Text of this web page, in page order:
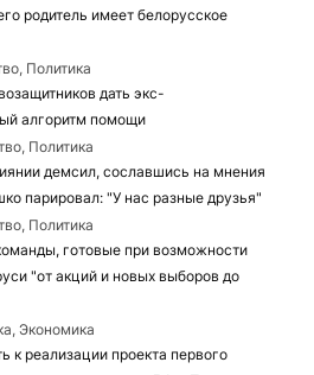
родитель имеет белорусское
Политика
дать экс-
алгоритм помощи
Политика
демсил, сославшись на мнения
парировал: "У нас разные друзья"
Политика
готовые при возможности
"от акций и новых выборов до
Экономика
к реализации проекта первого